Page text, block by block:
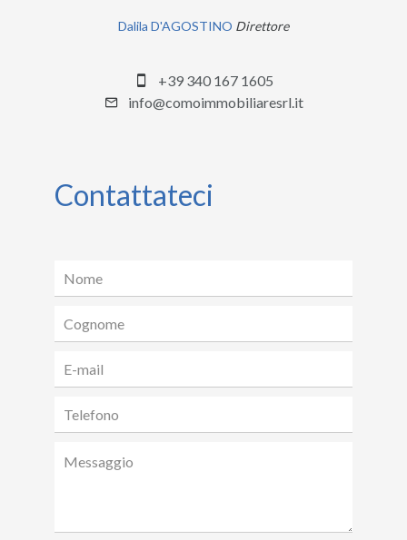
Dalila D'AGOSTINO Direttore
+39 340 167 1605
info@comoimmobiliaresrl.it
Contattateci